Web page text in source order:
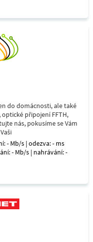
do domácnosti, ale také
optické připojení FFTH,
nás, pokusíme se Vám
- Mb/s | odezva: - ms
- Mb/s | nahrávání: -